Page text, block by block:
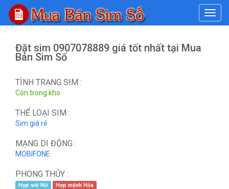
#
Đặt sim 0907078889 giá tốt nhất tại Mua
Bán Sim Số
TÌNH TRẠNG SIM :
Còn trong kho
THỂ LOẠI SIM :
Sim giá rẻ
MẠNG DI ĐỘNG :
MOBIFONE
PHONG THỦY :
Hợp với Nữ Hợp mệnh Hỏa